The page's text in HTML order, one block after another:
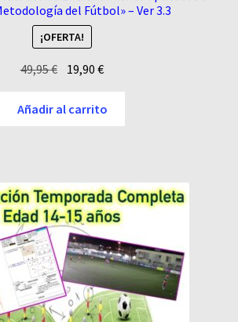
del Fútbol» – Ver 3.3
¡OFERTA!
49,95€ El
original
19,90€El
actual
Añadir al carrito